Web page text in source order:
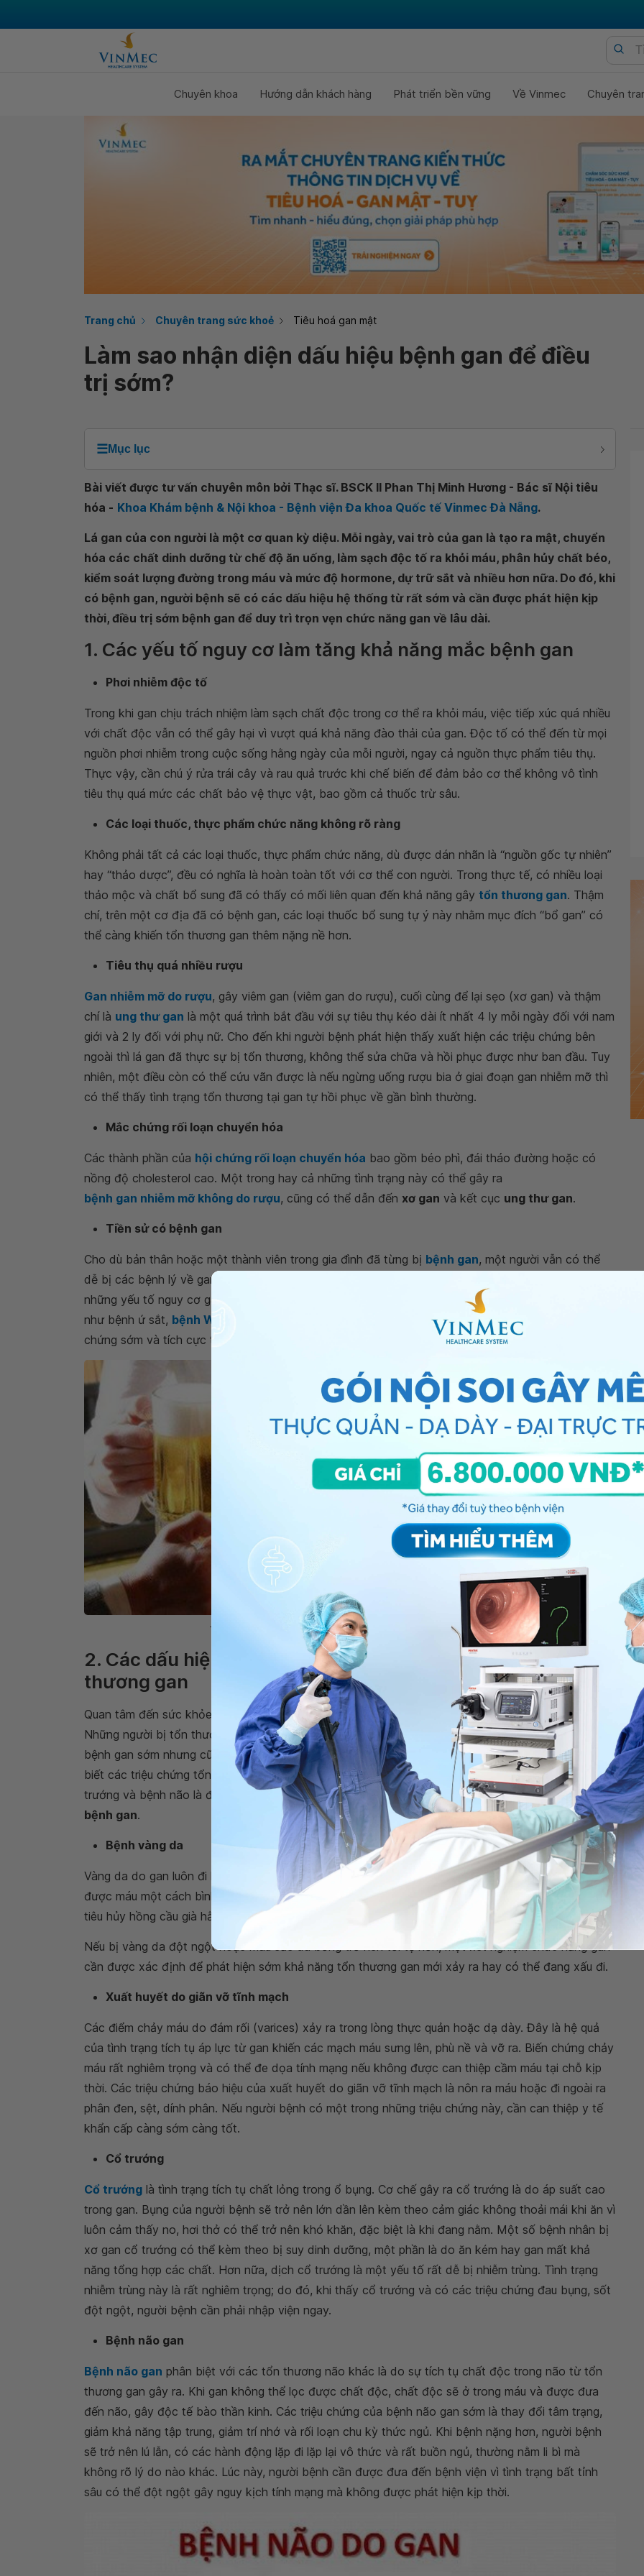
Chuyên khoa Hướng dẫn khách hàng Phát triển bền vững Về Vinmec Chuyên
Trang chủ Chuyên trang sức khoẻ Tiêu hoá gan mật
Làm sao nhận diện dấu hiệu bệnh gan để điều
trị sớm?
☰Mục lục
Bài viết được tư vấn chuyên môn bởi Thạc sĩ. BSCK II Phan Thị Minh Hương - Bác sĩ Nội tiêu
hóa - Khoa Khám bệnh & Nội khoa - Bệnh viện Đa khoa Quốc tế Vinmec Đà Nẵng
Lá gan của con người là một cơ quan kỳ diệu. Mỗi ngày, vai trò của gan là tạo ra mật, chuyển
hóa các chất dinh dưỡng từ chế độ ăn uống, làm sạch độc tố ra khỏi máu, phân hủy chất béo,
kiểm soát lượng đường trong máu và mức độ hormone, dự trữ sắt và nhiều hơn nữa. Do đó, khi
có bệnh gan, người bệnh sẽ có các dấu hiệu hệ thống từ rất sớm và cần được phát hiện kịp
thời, điều trị sớm bệnh gan để duy trì trọn vẹn chức năng gan về lâu dài.
1. Các yếu tố nguy cơ làm tăng khả năng mắc bệnh gan
Phơi nhiễm độc tố
Trong khi gan chịu trách nhiệm làm sạch chất độc trong cơ thể ra khỏi máu, việc tiếp xúc quá nhiều
với chất độc vẫn có thể gây hại vì vượt quá khả năng đào thải của gan. Độc tố có thể đến từ mọi
nguồn phơi nhiễm trong cuộc sống hằng ngày của mỗi người, ngay cả nguồn thực phẩm tiêu thụ.
Thực vậy, cần chú ý rửa trái cây và rau quả trước khi chế biến để đảm bảo cơ thể không vô tình
tiêu thụ quá mức các chất bảo vệ thực vật, bao gồm cả thuốc trừ sâu.
Các loại thuốc, thực phẩm chức năng không rõ ràng
Không phải tất cả các loại thuốc, thực phẩm chức năng, dù được dán nhãn là “nguồn gốc tự nhiên”
hay “thảo dược”, đều có nghĩa là hoàn toàn tốt với cơ thể con người. Trong thực tế, có nhiều loại
thảo mộc và chất bổ sung đã có thấy có mối liên quan đến khả năng gây tổn thương gan . Thậm
chí, trên một cơ địa đã có bệnh gan, các loại thuốc bổ sung tự ý này nhằm mục đích “bổ gan” có
thể càng khiến tổn thương gan thêm nặng nề hơn.
Tiêu thụ quá nhiều rượu
Gan nhiễm mỡ do rượu , gây viêm gan (viêm gan do rượu), cuối cùng để lại sẹo (xơ gan) và thậm
chí là ung thư gan là một quá trình bắt đầu với sự tiêu thụ kéo dài ít nhất 4 ly mỗi ngày đối với
nam giới và 2 ly đối với phụ nữ. Cho đến khi người bệnh phát hiện thấy xuất hiện các triệu chứng
bên ngoài thì lá gan đã thực sự bị tổn thương, không thể sửa chữa và hồi phục được như ban đầu.
Tuy nhiên, một điều còn có thể cứu vãn được là nếu ngừng uống rượu bia ở giai đoạn gan nhiễm mỡ
thì có thể thấy tình trạng tổn thương tại gan tự hồi phục về gần bình thường.
Mắc chứng rối loạn chuyển hóa
Các thành phần của hội chứng rối loạn chuyển hóabao gồm béo phì, đái tháo đường hoặc có
nồng độ cholesterol cao. Một trong hay cả những tình trạng này có thể gây ra
bệnh gan nhiễm mỡ không do rượu, cũng có thể dẫn đếnxơ ganvà kết cụcung thư gan
Tiền sử có bệnh gan
Cho dù bản thân hoặc một thành viên trong gia đình đã từng bị bệnh gan , một người vẫn có thể
dễ bị các bệnh lý về gan hơn so với dân số chung. Ví dụ, viêm gan B hoặc C và bệnh ứ sắt là
những yếu tố nguy cơ gây ung thư gan. Nếu người thân từng mắc
bệnh gan
như bệnh ứ sắt, bệnh Wilson
hoặc thiếu alpha-1-antitrypsin, người bệnh cần chú ý đến các triệu
chứng sớm và tích cực tránh các yếu tố có thể gây hại cho gan như uống rượu.
Tiêu thụ quá nhiều rượu bia là một trong những yếu tố mắc bệnh gan
2. Các dấu hiệu và triệu chứng của bệnh gan hoặc tổn
thương gan
Quan tâm đến sức khỏe của lá gan đóng một vai trò lớn trong chăm sóc sức khỏe toàn diện.
Những người bị tổn thương gan hoặc đang bị bệnh gan có thể nhận biết với một số triệu chứng
bệnh gan sớm nhưng cũng có thể không gặp bất kỳ dấu hiệu hoặc triệu chứng nào. Tuy nhiên, nhận
biết các triệu chứng tổn thương gan thường gặp như vàng da, xuất huyết do giãn vỡ tĩnh mạch, cổ
trướng và bệnh não là điều cần thiết để chẩn đoán, xét nghiệm máu, siêu âm ganvàđiều trị sớm
bệnh gan.
Bệnh vàng da
Vàng da do gan luôn đi kèm với dấu hiệu vàng mắt. Tình trạng này xảy ra khi gan không thể lọc
được máu một cách bình thường để đào thải ra bilirubin vào đường mật, một thành phần loại bỏ do
tiêu hủy hồng cầu già hằng ngày.
Nếu bị vàng da đột ngột hoặc màu sắc da bỗng trở nên tồi tệ hơn, một xét nghiệm chức năng gan
cần được xác định để phát hiện sớm khả năng tổn thương gan mới xảy ra hay có thể đang xấu đi.
Xuất huyết do giãn vỡ tĩnh mạch
Các điểm chảy máu do đám rối (varices) xảy ra trong lòng thực quản hoặc dạ dày. Đây là hệ quả
của tình trạng tích tụ áp lực từ gan khiến các mạch máu sưng lên, phù nề và vỡ ra. Biến chứng chảy
máu rất nghiêm trọng và có thể đe dọa tính mạng nếu không được can thiệp cầm máu tại chỗ kịp
thời. Các triệu chứng báo hiệu của xuất huyết do giãn vỡ tĩnh mạch là nôn ra máu hoặc đi ngoài ra
phân đen, sệt, dính phân. Nếu người bệnh có một trong những triệu chứng này, cần can thiệp y tế
khẩn cấp càng sớm càng tốt.
Cổ trướng
Cổ trướng là tình trạng tích tụ chất lỏng trong ổ bụng. Cơ chế gây ra cổ trướng là do áp suất cao
trong gan. Bụng của người bệnh sẽ trở nên lớn dần lên kèm theo cảm giác không thoải mái khi ăn vì
luôn cảm thấy no, hơi thở có thể trở nên khó khăn, đặc biệt là khi đang nằm. Một số bệnh nhân bị
xơ gan cổ trướng có thể kèm theo bị suy dinh dưỡng, một phần là do ăn kém hay gan mất khả
năng tổng hợp các chất. Hơn nữa, dịch cổ trướng là một yếu tố rất dễ bị nhiễm trùng. Tình trạng
nhiễm trùng này là rất nghiêm trọng; do đó, khi thấy cổ trướng và có các triệu chứng đau bụng, sốt
đột ngột, người bệnh cần phải nhập viện ngay.
Bệnh não gan
Bệnh não gan phân biệt với các tổn thương não khác là do sự tích tụ chất độc trong não từ tổn
thương gan gây ra. Khi gan không thể lọc được chất độc, chất độc sẽ ở trong máu và được đưa
đến não, gây độc tế bào thần kinh. Các triệu chứng của bệnh não gan sớm là thay đổi tâm trạng,
giảm khả năng tập trung, giảm trí nhớ và rối loạn chu kỳ thức ngủ. Khi bệnh nặng hơn, người bệnh
sẽ trở nên lú lẫn, có các hành động lặp đi lặp lại vô thức và rất buồn ngủ, thường nằm li bì mà
không rõ lý do nào khác. Lúc này, người bệnh cần được đưa đến bệnh viện vì tình trạng bất tỉnh
sâu có thể đột ngột gây nguy kịch tính mạng mà không được phát hiện kịp thời.